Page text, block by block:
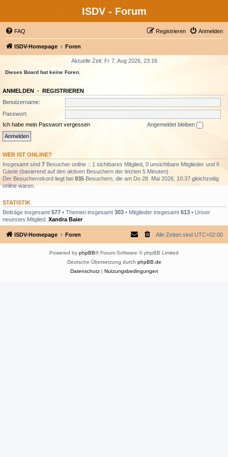
ISDV - Forum
FAQ Anmelden
Registrieren
ISDV-Homepage Foren
Aktuelle Zeit: Fr 7. Aug 2026, 23:16
Dieses Board hat keine Foren.
ANMELDEN • REGISTRIEREN
Benutzername:
Passwort:
Ich habe mein Passwort vergessen
Angemeldet bleiben
WER IST ONLINE?
Insgesamt sind 7 Besucher online :: 1 sichtbares Mitglied, 0 unsichtbare Mitglieder und 6
Gäste (basierend auf den aktiven Besuchern der letzten 5 Minuten)
Der Besucherrekord liegt bei 935 Besuchern, die am Do 28. Mai 2026, 10:37 gleichzeitig
online waren.
STATISTIK
Beiträge insgesamt 577 • Themen insgesamt 303 • Mitglieder insgesamt 613 • Unser
neuestes Mitglied: Xandra Baier
ISDV-Homepage Foren Alle Zeiten sind UTC+02:00
Powered by phpBB® Forum Software © phpBB Limited
Deutsche Übersetzung durch phpBB.de
Datenschutz| Nutzungsbedingungen